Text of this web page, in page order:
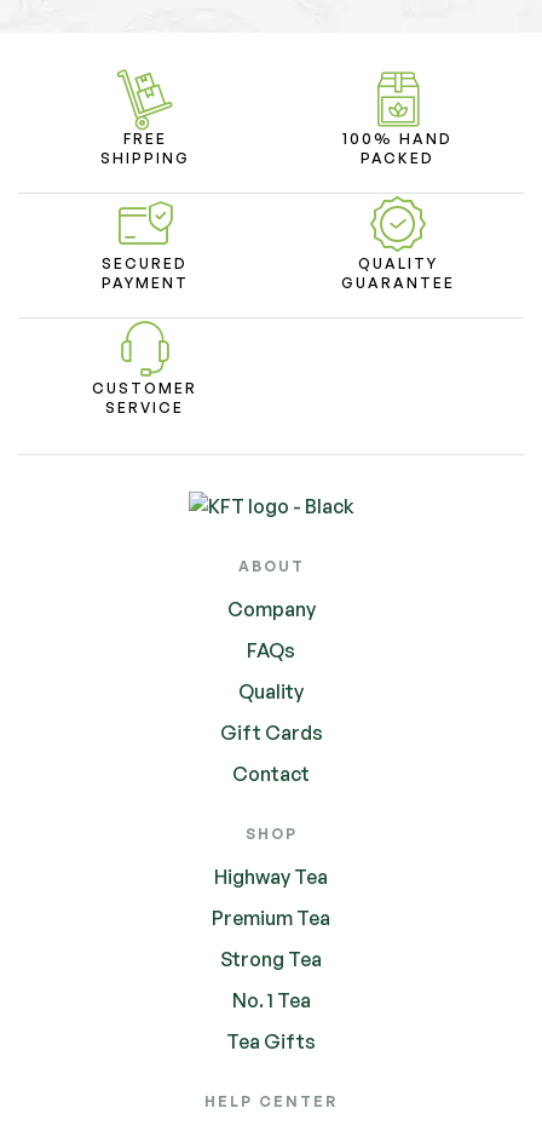
FREE
SHIPPING
100% HAND
PACKED
SECURED
PAYMENT
QUALITY
GUARANTEE
CUSTOMER
SERVICE
ABOUT
Company
FAQs
Quality
Gift Cards
Contact
SHOP
Highway Tea
Premium Tea
Strong Tea
No. 1 Tea
Tea Gifts
HELP CENTER